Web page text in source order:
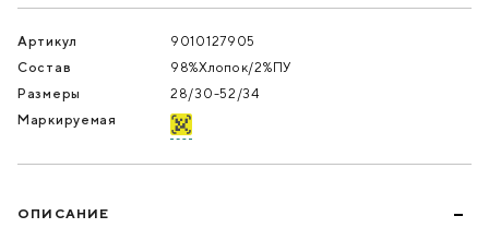
Артикул
9010127905
Состав
98%Хлопок/2%ПУ
Размеры
28/30-52/34
Маркируемая
ОПИСАНИЕ